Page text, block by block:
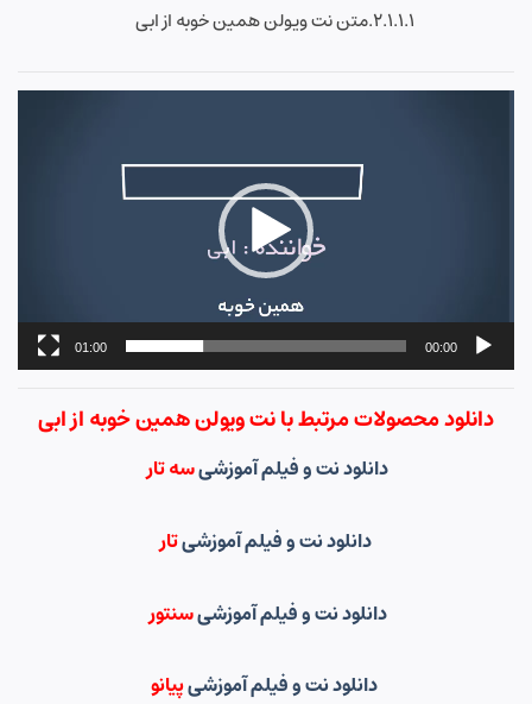
متن نت ویولن همین خوبه از ابی
00:00
01:00
دانلود محصولات مرتبط با نت ویولن همین خوبه از ابی
دانلود نت و فیلم آموزشیسه تار
دانلود نت و فیلم آموزشیتار
دانلود نت و فیلم آموزشیسنتور
دانلود نت و فیلم آموزشیپیانو